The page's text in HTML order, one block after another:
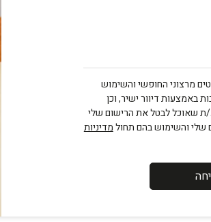
מרצוני החופשי והשימוש
באמצעות דיוור ישיר, וכן
ת שאוכל לבטל את הרישום שלי
והשימוש בהם תחולמדיניות